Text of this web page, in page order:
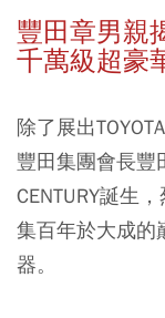
豐田章男親
千萬級超豪
除了展出
豐田集團會長豐
CENTURY誕生
集百年於大成的
器。